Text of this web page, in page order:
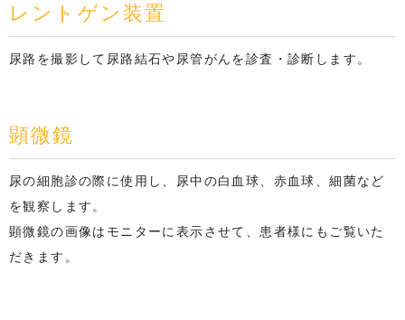
レントゲン装置
尿路を撮影して尿路結石や尿管がんを診査・診断します。
顕微鏡
尿の細胞診の際に使用し、尿中の白血球、赤血球、細菌など
を観察します。
顕微鏡の画像はモニターに表示させて、患者様にもご覧いた
だきます。